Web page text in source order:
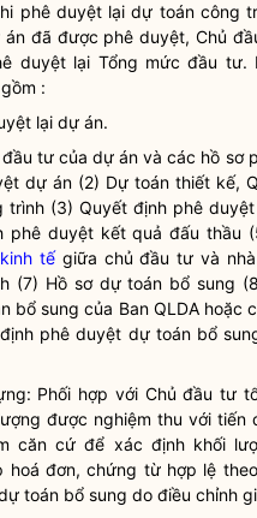
phê duyệt lại dự toán công
đã được phê duyệt, Chủ
duyệt lại Tổng mức đầu tư.
:
lại dự án.
tư của dự án và các hồ sơ
dự án (2) Dự toán thiết kế,
(3) Quyết định phê
phê duyệt kết quả đấu thầu
tếgiữa chủ đầu tư và
(7) Hồ sơ dự toán bổ sung
bổ sung của Ban QLDA hoặc
phê duyệt dự toán bổ
Phối hợp với Chủ đầu tư
được nghiệm thu với tiến
căn cứ để xác định khối
hoá đơn, chứng từ hợp lệ
toán bổ sung do điều chỉnh